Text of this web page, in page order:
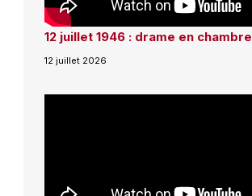
12 juillet 1946 : drame en chambre
12 juillet 2026